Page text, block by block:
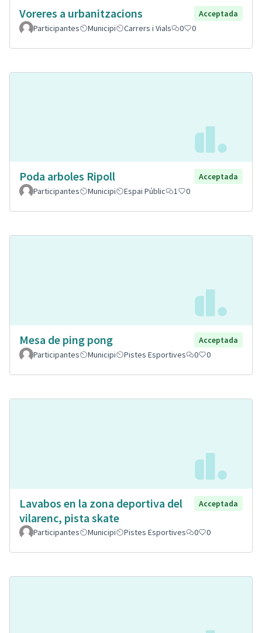
Voreres a urbanitzacions
Acceptada
Participantes
Municipi Carrers i Vials 0 0
Poda arboles Ripoll
Acceptada
Participantes
Municipi Espai Públic 1 0
Mesa de ping pong
Acceptada
Participantes
Municipi Pistes Esportives 0 0
Lavabos en la zona deportiva del
vilarenc, pista skate
Acceptada
Participantes Municipi Pistes Esportives 0 0